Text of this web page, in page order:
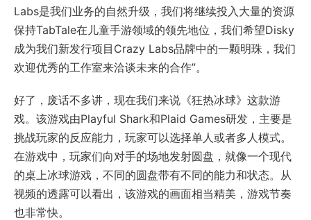
Labs是我们业务的自然升级，我们将继续投入大量的资源
保持TabTale在儿童手游领域的领先地位，我们希望Disky
成为我们新发行项目Crazy Labs品牌中的一颗明珠，我们
欢迎优秀的工作室来洽谈未来的合作”。
好了，废话不多讲，现在我们来说《狂热冰球》这款游
戏。该游戏由Playful Shark和Plaid Games研发，主要是
挑战玩家的反应能力，玩家可以选择单人或者多人模式。
在游戏中，玩家们向对手的场地发射圆盘，就像一个现代
的桌上冰球游戏，不同的圆盘带有不同的能力和状态。从
视频的透露可以看出，该游戏的画面相当精美，游戏节奏
也非常快。